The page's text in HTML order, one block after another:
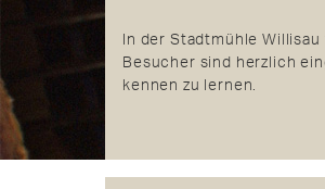
In der Stadtmühle
Besucher sind herzlich
kennen zu lernen.